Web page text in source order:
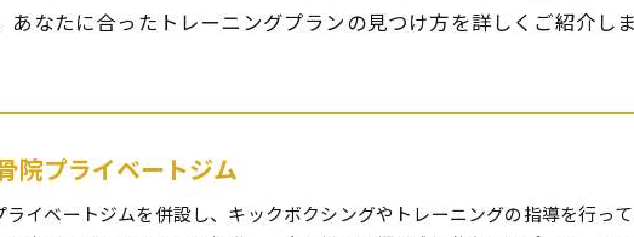
なたに合ったトレーニングプランの見つけ方を詳しくご紹介し
骨院プライベートジム
ライベートジムを併設し、キックボクシングやトレーニングの指導を行っ